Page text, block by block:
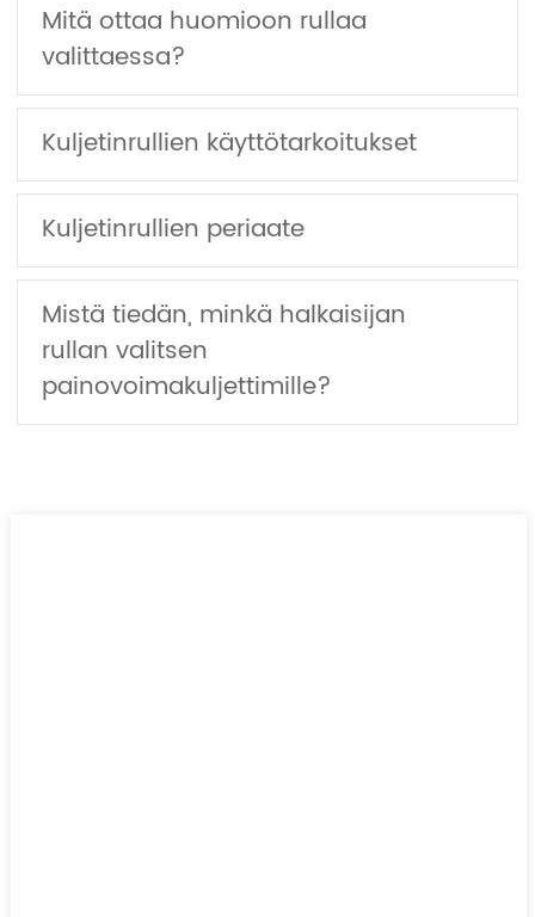
Mitä ottaa huomioon rullaa
valittaessa?
Kuljetinrullien käyttötarkoitukset
Kuljetinrullien periaate
Mistä tiedän, minkä halkaisijan
rullan valitsen
painovoimakuljettimille?